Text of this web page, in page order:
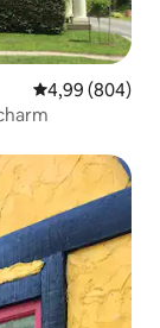
4,99 av 5 i
4,99 (804)